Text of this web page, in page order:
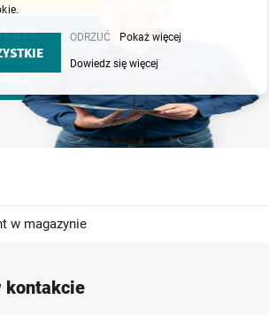
275
w magazynie
Indywidualni doradcy
kontakcie
ODRZUĆ Pokaż więcej
Dowiedz się więcej